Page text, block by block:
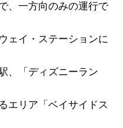
、一方向のみの運行で
ェイ・ステーションに
、「ディズニーラン
エリア「ベイサイドス